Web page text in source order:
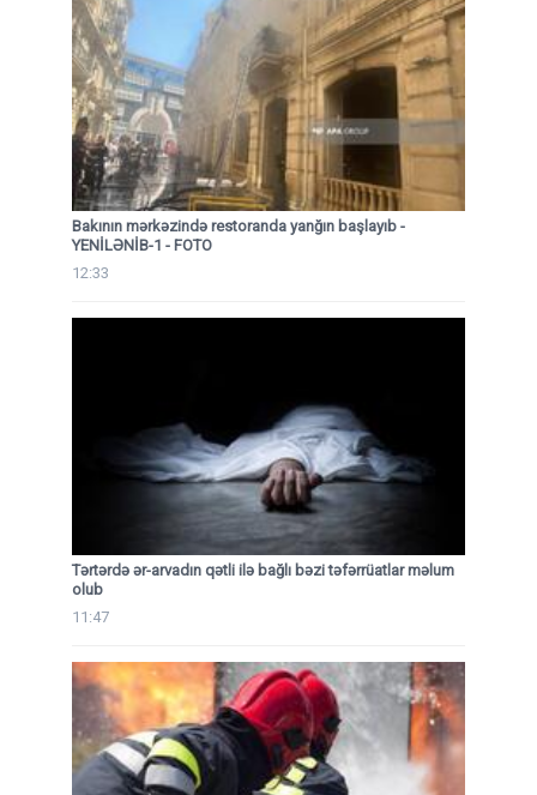
Bakının mərkəzində restoranda yanğın başlayıb -
YENİLƏNİB-1 - FOTO
12:33
Tərtərdə ər-arvadın qətli ilə bağlı bəzi təfərrüatlar məlum
olub
11:47